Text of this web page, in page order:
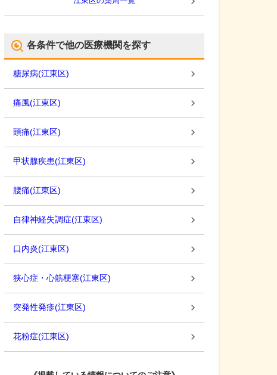
各条件で他の医療機関を探す
糖尿病(江東区)
痛風(江東区)
頭痛(江東区)
甲状腺疾患(江東区)
腰痛(江東区)
自律神経失調症(江東区)
口内炎(江東区)
狭心症・心筋梗塞(江東区)
突発性発疹(江東区)
花粉症(江東区)